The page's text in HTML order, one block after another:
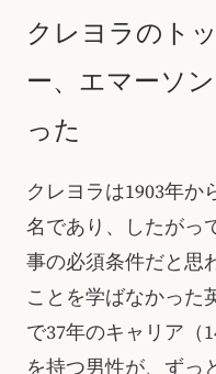
クレヨラのト
ー、エマーソ
った
クレヨラは1903年
名であり、したがっ
事の必須条件だと思
ことを学ばなかった
で37年のキャリア（
を持つ男性が、ずっ